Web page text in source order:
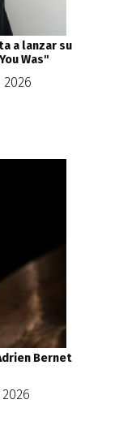
a lanzar su
Was''
Bernet